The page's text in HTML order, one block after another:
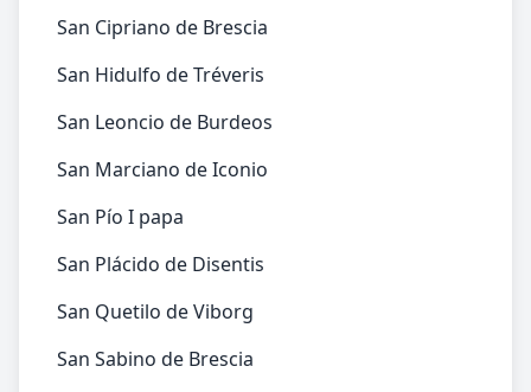
San Cipriano de Brescia
San Hidulfo de Tréveris
San Leoncio de Burdeos
San Marciano de Iconio
San Pío I papa
San Plácido de Disentis
San Quetilo de Viborg
San Sabino de Brescia